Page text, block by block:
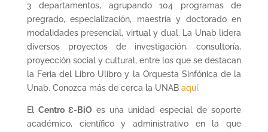
3 departamentos, agrupando 104 programas de
pregrado, especialización, maestría y doctorado en
modalidades presencial, virtual y dual. La Unab lidera
diversos proyectos de investigación, consultoría,
proyección social y cultural, entre los que se destacan
la Feria del Libro Ulibro y la Orquesta Sinfónica de la
Unab. Conozca más de cerca la UNAB aquí.
ElCentro Ɛ-BiO es una unidad especial de soporte
académico, científico y administrativo en la que